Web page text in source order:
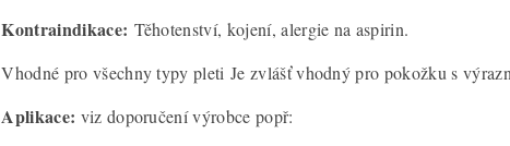
Kontraindikace: Těhotenství, kojení, alergie na aspirin.
Vhodné pro všechny typy pleti Je zvlášť vhodný pro pokožku s
Aplikace: viz doporučení výrobce popř: